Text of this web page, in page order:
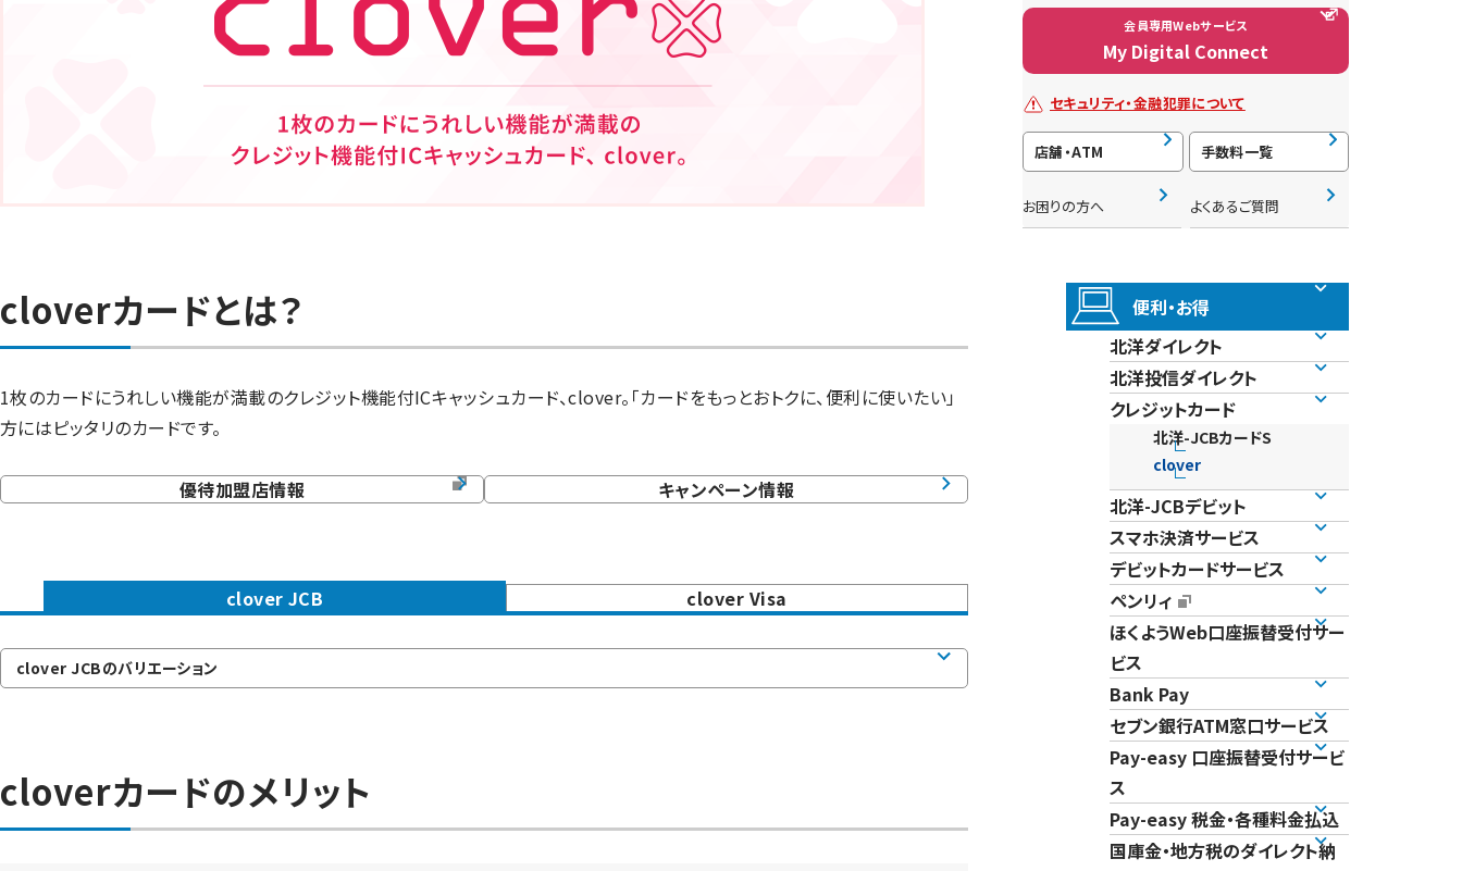
cloverカードとは？
1枚のカードにうれしい機能が満載のクレジット機能付ICキャッシュカード、clover。「カードをもっとおトクに、便利に使いたい」
方にはピッタリのカードです。
優待加盟店情報 キャンペーン情報
clover JCB clover Visa
clover JCBのバリエーション
cloverカードのメリット
会員専用Webサービス
My Digital Connect
セキュリティ・金融犯罪について
店舗・ATM 手数料一覧
お困りの方へ よくあるご質問
便利・お得
北洋ダイレクト
北洋投信ダイレクト
クレジットカード
北洋-JCBカードS
clover
北洋-JCBデビット
スマホ決済サービス
デビットカードサービス
ペンリィ
ほくようWeb口座振替受付サー
ビス
Bank Pay
セブン銀行ATM窓口サービス
Pay-easy 口座振替受付サービ
ス
Pay-easy 税金・各種料金払込
国庫金・地方税のダイレクト納